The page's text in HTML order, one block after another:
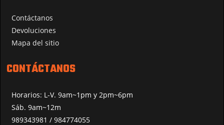
Contáctanos
Devoluciones
Mapa del sitio
CONTÁCTANOS
Horarios: L-V. 9am~1pm y 2pm~6pm
Sáb. 9am~12m
989343981 / 984774055